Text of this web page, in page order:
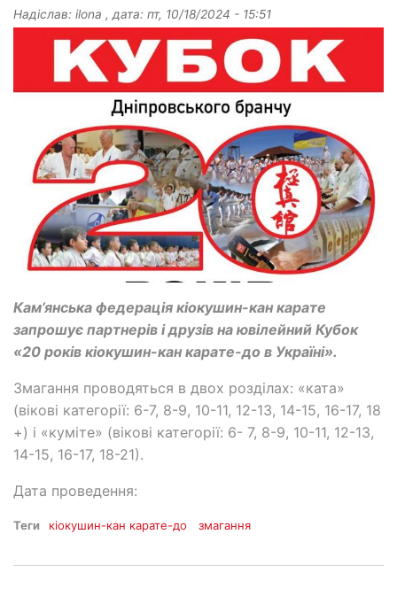
Надіслав: ilona , дата: пт, 10/18/2024 - 15:51
Кам’янська федерація кіокушин-кан карате
запрошує партнерів і друзів на ювілейний Кубок
«20 років кіокушин-кан карате-до в Україні».
Змагання проводяться в двох розділах: «ката»
(вікові категорії: 6-7, 8-9, 10-11, 12-13, 14-15, 16-17, 18
+) і «куміте» (вікові категорії: 6- 7, 8-9, 10-11, 12-13,
14-15, 16-17, 18-21).
Дата проведення:
Теги кіокушин-кан карате-до змагання